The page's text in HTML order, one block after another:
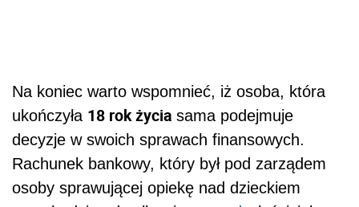
Na koniec warto wspomnieć, iż osoba, która
ukończyła 18 rok życia sama podejmuje
decyzje w swoich sprawach finansowych.
Rachunek bankowy, który był pod zarządem
osoby sprawującej opiekę nad dzieckiem